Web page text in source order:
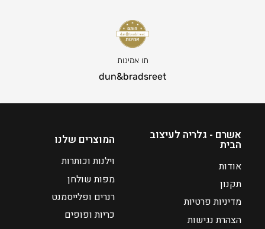
תו אמינות
dun&bradsreet
המוצרים שלנו
וילנות וכותרות
מפות שולחן
רנרים ופלייסמנט
כריות ופופים
אשרם - גלריה לעיצוב
הבית
אודות
תקנון
מדיניות פרטיות
הצהרת נגישות